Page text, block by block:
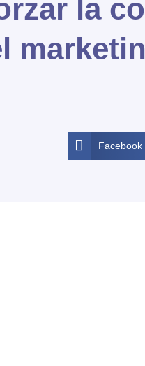
la
Facebook